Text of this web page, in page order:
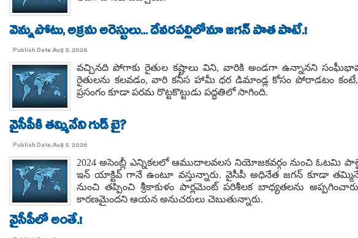
వెన్నుపోటు, అక్రమ అరెస్టులు... దేవరపల్లిలోనూ జగన్ పాత పాటే.!
Publish Date:Aug 5, 2026
వచ్చినది పోగాకు రైతుల కష్టాలు విని, వారికి అండగా ఉన్నానని
రైతులను కలవడం, వారి కనీస హామీ ధర డిమాండ్ల కోసం పోరాడటం కంటే,
ప్రసంగం కూడా పరమ రొట్టకొట్టుడు పద్ధతిలో సాగింది.
వైసీపీకి తమ్మినేని గుడ్ బై?
Publish Date:Aug 5, 2026
2024 అసెంబ్లీ ఎన్నికలలో ఆముదాలవలస నియోజకవర్గం నుంచి ఓటమి
ఇన్ యాక్టివ్ గానే ఉంటూ వస్తున్నారు. వైసీపీ అధినేత జగన్ కూడా
నుంచి తప్పించి శ్రీకాకుళం పార్లమెంట్ పరిశీలక బాధ్యతలను
కారణమైందని ఆయన అనుచరులు చెబుతున్నారు.
వైసీపీలో అంతే.!